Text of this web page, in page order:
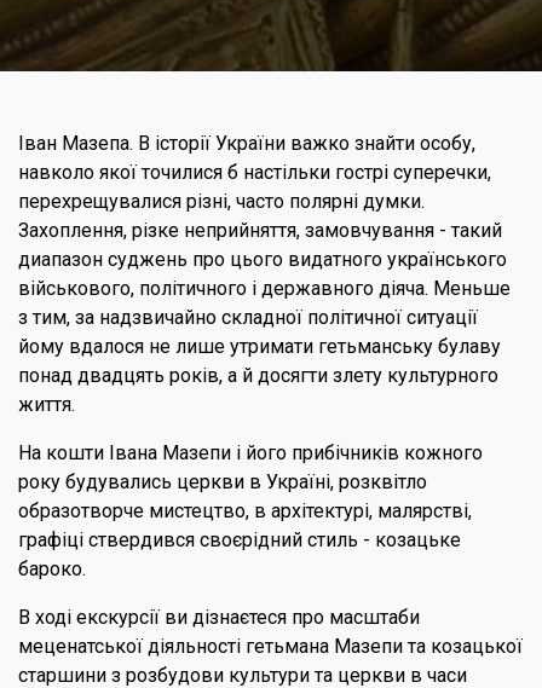
Іван Мазепа. В історії України важко знайти особу,
навколо якої точилися б настільки гострі суперечки,
перехрещувалися різні, часто полярні думки.
Захоплення, різке неприйняття, замовчування - такий
диапазон суджень про цього видатного українського
військового, політичного і державного діяча. Меньше
з тим, за надзвичайно складної політичної ситуації
йому вдалося не лише утримати гетьманську булаву
понад двадцять років, а й досягти злету культурного
життя.
На кошти Івана Мазепи і його прибічників кожного
року будувались церкви в Україні, розквітло
образотворче мистецтво, в архітектурі, малярстві,
графіці ствердився своєрідний стиль - козацьке
бароко.
В ході екскурсії ви дізнаєтеся про масштаби
меценатської діяльності гетьмана Мазепи та козацької
старшини з розбудови культури та церкви в часи